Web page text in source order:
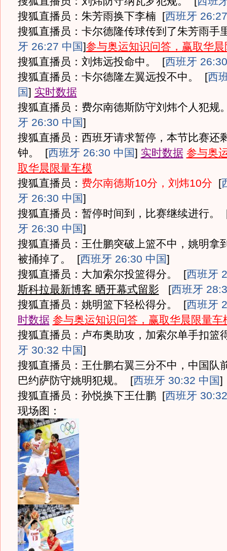
搜狐直播员：朱芳雨换下李楠[西班牙
搜狐直播员：卡尔德隆传球传到了朱芳雨手
牙 26:27 中国]参与奥运知识问答，赢取华
搜狐直播员：刘炜远投命中。
[西班牙
搜狐直播员：卡尔德隆左翼远投不中。
[西
国] 实时数据
搜狐直播员：费尔南德斯防守刘炜个人犯规
牙 26:30 中国]
搜狐直播员：西班牙请求暂停，本节比赛还
钟。
[西班牙 26:30 中国] 实时数据 参与奥
取华晨限量车模
搜狐直播员： 费尔南德斯10分，刘炜10分 [
牙 26:30 中国]
搜狐直播员：暂停时间到，比赛继续进行。
牙 26:30 中国]
搜狐直播员：王仕鹏突破上篮不中，姚明拿
被捅掉了。
[西班牙 26:30 中国]
搜狐直播员：大加索尔投篮得分。
[西班牙
斯科拉最新博客 晒开幕式留影
[西班牙
搜狐直播员：姚明篮下轻松得分。
[西班牙
时数据 参与奥运知识问答，赢取华晨限量车
搜狐直播员：卢布奥助攻，加索尔单手扣篮
牙 30:32 中国]
搜狐直播员：王仕鹏右翼三分不中，中国队
巴约萨防守姚明犯规。
[西班牙 30:32 中国]
搜狐直播员：孙悦换下王仕鹏[西班牙
现场图：